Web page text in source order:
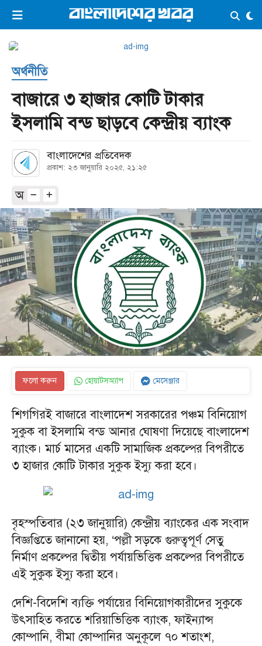
ভিডিও ই-পেপার লগইন ×
প্রচ্ছদ
সর্বশেষ
সব বিভাগ
আর্কাইভ
কনভার্টার
অর্থনীতি
বাজারে ৩ হাজার কোটি টাকার
ইসলামি বন্ড ছাড়বে কেন্দ্রীয় ব্যাংক
বাংলাদেশের প্রতিবেদক
প্রকাশ: ২৩ জানুয়ারি ২০২৫, ২১:২৫
অ
ফলো করুন হোয়াটসঅ্যাপ মেসেঞ্জার
শিগগিরই বাজারে বাংলাদেশ সরকারের পঞ্চম বিনিয়োগ
সুকুক বা ইসলামি বন্ড আনার ঘোষণা দিয়েছে বাংলাদেশ
ব্যাংক। মার্চ মাসের একটি সামাজিক প্রকল্পের বিপরীতে
৩ হাজার কোটি টাকার সুকুক ইস্যু করা হবে।
বৃহস্পতিবার (২৩ জানুয়ারি) কেন্দ্রীয় ব্যাংকের এক সংবাদ
বিজ্ঞপ্তিতে জানানো হয়, ‘পল্লী সড়কে গুরুত্বপূর্ণ সেতু
নির্মাণ প্রকল্পের দ্বিতীয় পর্যায়ভিত্তিক প্রকল্পের বিপরীতে
এই সুকুক ইস্যু করা হবে।
দেশি-বিদেশি ব্যক্তি পর্যায়ের বিনিয়োগকারীদের সুকুকে
উৎসাহিত করতে শরিয়াভিত্তিক ব্যাংক, ফাইন্যান্স
কোম্পানি, বীমা কোম্পানির অনুকূলে ৭০ শতাংশ,